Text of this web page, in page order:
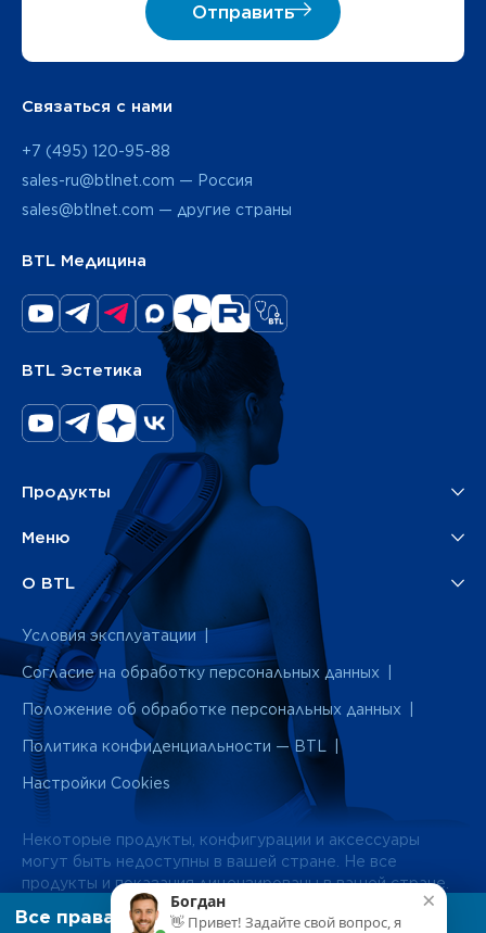
Продукты
Меню
Связаться с нами
+7 (495) 120-95-88
sales-ru@btlnet.com — Россия
sales@btlnet.com — другие страны
BTL Медицина
BTL Эстетика
О BTL
Условия эксплуатации
Согласие на обработку персональных данных
Положение об обработке персональных данных
Политика конфиденциальности — BTL
Настройки Cookies
Отправить
Некоторые продукты, конфигурации и аксессуары
могут быть недоступны в вашей стране. Не все
продукты и показания лицензированы в вашей стране.
Информация на сайте носит исключительно
информационный характер. За подробностями
Все права защищены.
×
Богдан
👋 Привет! Задайте свой вопрос, я